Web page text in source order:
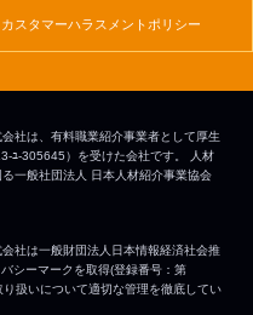
カスタマーハラスメントポリシー